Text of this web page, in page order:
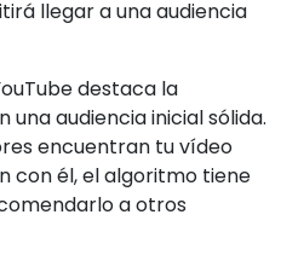
llegar a una audiencia
destaca la
audiencia inicial sólida.
encuentran tu vídeo
con él, el algoritmo tiene
a otros